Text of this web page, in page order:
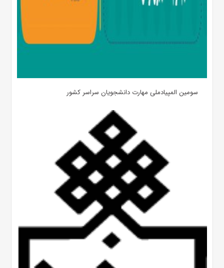
سومین المپیادملی مهارت دانشجویان سراسر کشور